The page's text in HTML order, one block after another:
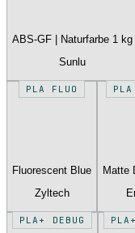
ABS-GF | Naturfarbe 1 kg
Sunlu
PLA FLUO
Fluorescent Blue
Zyltech
Matte
PLA+ DEBUG